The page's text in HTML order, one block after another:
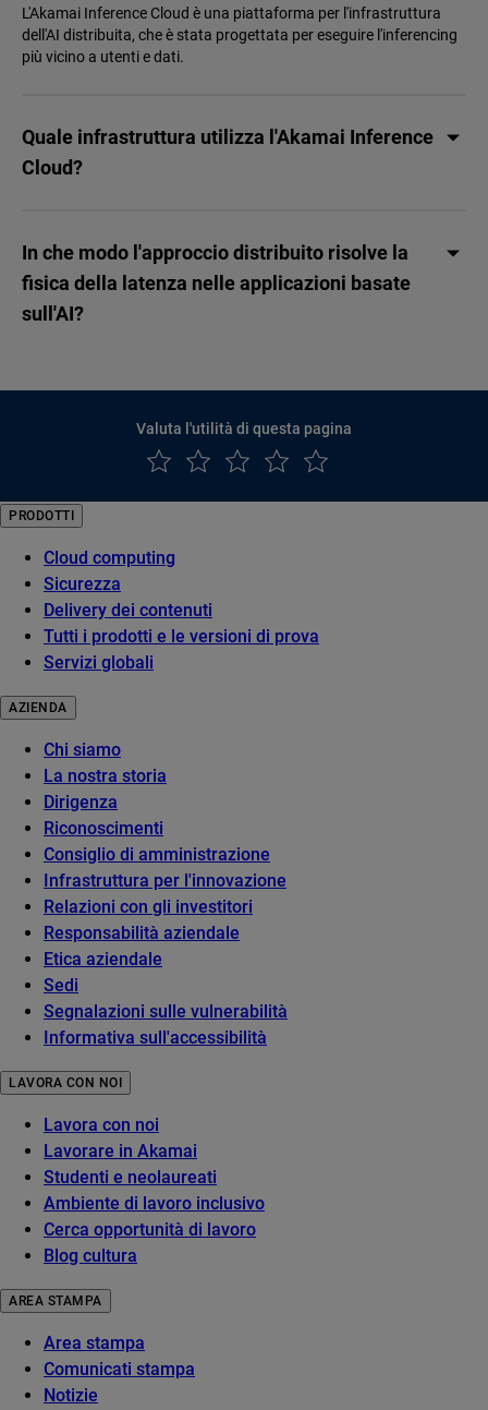
L'Akamai Inference Cloud è una piattaforma per l'infrastruttura
dell'AI distribuita, che è stata progettata per eseguire l'inferencing
più vicino a utenti e dati.
Quale infrastruttura utilizza l'Akamai Inference
Cloud?
In che modo l'approccio distribuito risolve la
fisica della latenza nelle applicazioni basate
sull'AI?
Valuta l'utilità di questa pagina
PRODOTTI
Cloud computing
Sicurezza
Delivery dei contenuti
Tutti i prodotti e le versioni di prova
Servizi globali
AZIENDA
Chi siamo
La nostra storia
Dirigenza
Riconoscimenti
Consiglio di amministrazione
Infrastruttura per l'innovazione
Relazioni con gli investitori
Responsabilità aziendale
Etica aziendale
Sedi
Segnalazioni sulle vulnerabilità
Informativa sull'accessibilità
LAVORA CON NOI
Lavora con noi
Lavorare in Akamai
Studenti e neolaureati
Ambiente di lavoro inclusivo
Cerca opportunità di lavoro
Blog cultura
AREA STAMPA
Area stampa
Comunicati stampa
Notizie